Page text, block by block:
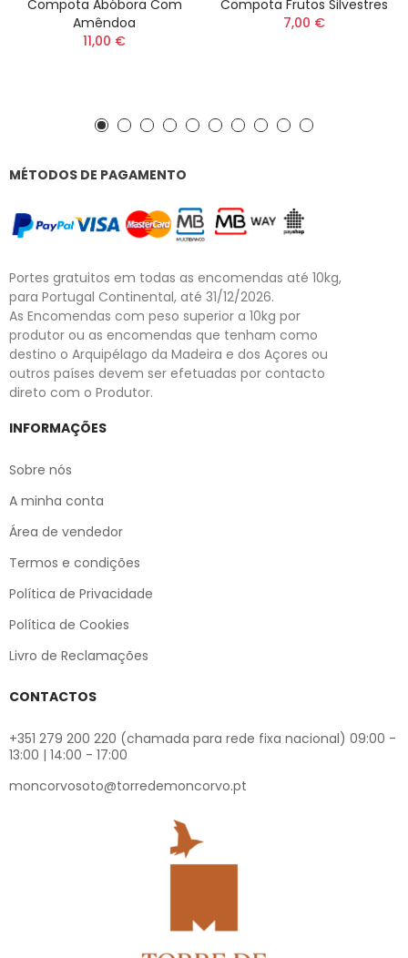
Compota Abóbora Com
Amêndoa
11,00 €
Compota Frutos Silvestres
7,00 €
MÉTODOS DE PAGAMENTO
Portes gratuitos em todas as encomendas até 10kg,
para Portugal Continental, até 31/12/2026.
As Encomendas com peso superior a 10kg por
produtor ou as encomendas que tenham como
destino o Arquipélago da Madeira e dos Açores ou
outros países devem ser efetuadas por contacto
direto com o Produtor.
INFORMAÇÕES
Sobre nós
A minha conta
Área de vendedor
Termos e condições
Política de Privacidade
Política de Cookies
Livro de Reclamações
CONTACTOS
+351 279 200 220 (chamada para rede fixa nacional) 09:00 -
13:00 | 14:00 - 17:00
moncorvosoto@torredemoncorvo.pt